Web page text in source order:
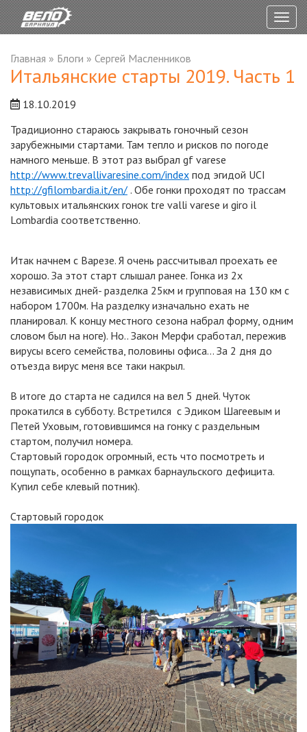
Главная » Блоги » Сергей Масленников
Итальянские старты 2019. Часть 1
18.10.2019
Традиционно стараюсь закрывать гоночный сезон
зарубежными стартами. Там тепло и рисков по погоде
намного меньше. В этот раз выбрал gf varese
http://www.trevallivaresine.com/index под эгидой UCI
http://gfilombardia.it/en/ . Обе гонки проходят по трассам
культовых итальянских гонок trе valli varese и giro il
Lombardia соответственно.
Итак начнем с Варезе. Я очень рассчитывал проехать ее
хорошо. За этот старт слышал ранее. Гонка из 2х
независимых дней- разделка 25км и групповая на 130 км с
набором 1700м. На разделку изначально ехать не
планировал. К концу местного сезона набрал форму, одним
словом был на ноге). Но.. Закон Мерфи сработал, пережив
вирусы всего семейства, половины офиса... За 2 дня до
отъезда вирус меня все таки накрыл.
В итоге до старта не садился на вел 5 дней. Чуток
прокатился в субботу. Встретился с Эдиком Шагеевым и
Петей Уховым, готовившимся на гонку с раздельным
стартом, получил номера.
Стартовый городок огромный, есть что посмотреть и
пощупать, особенно в рамках барнаульского дефицита.
Купил себе клевый потник).
Стартовый городок